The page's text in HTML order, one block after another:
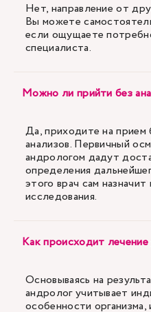
Нет, направление от
Вы можете
если ощущаете
специалиста.
Можно ли прийти без
Да, приходите на прием
анализов. Первичный
андрологом дадут
определения
этого врач сам
исследования.
Как происходит лечение
Основываясь на
андролог учитывает
особенности